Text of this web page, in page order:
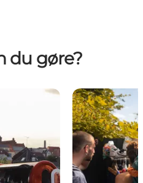
du gøre?
Bliv en grøn